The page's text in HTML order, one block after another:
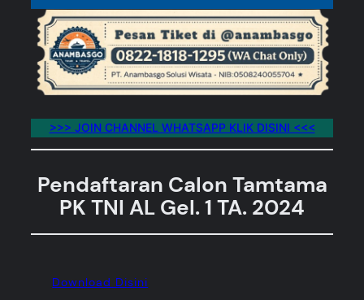
>>> JOIN CHANNEL WHATSAPP KLIK DISINI <<<
Pendaftaran Calon Tamtama
PK TNI AL Gel. 1 TA. 2024
Download Disini